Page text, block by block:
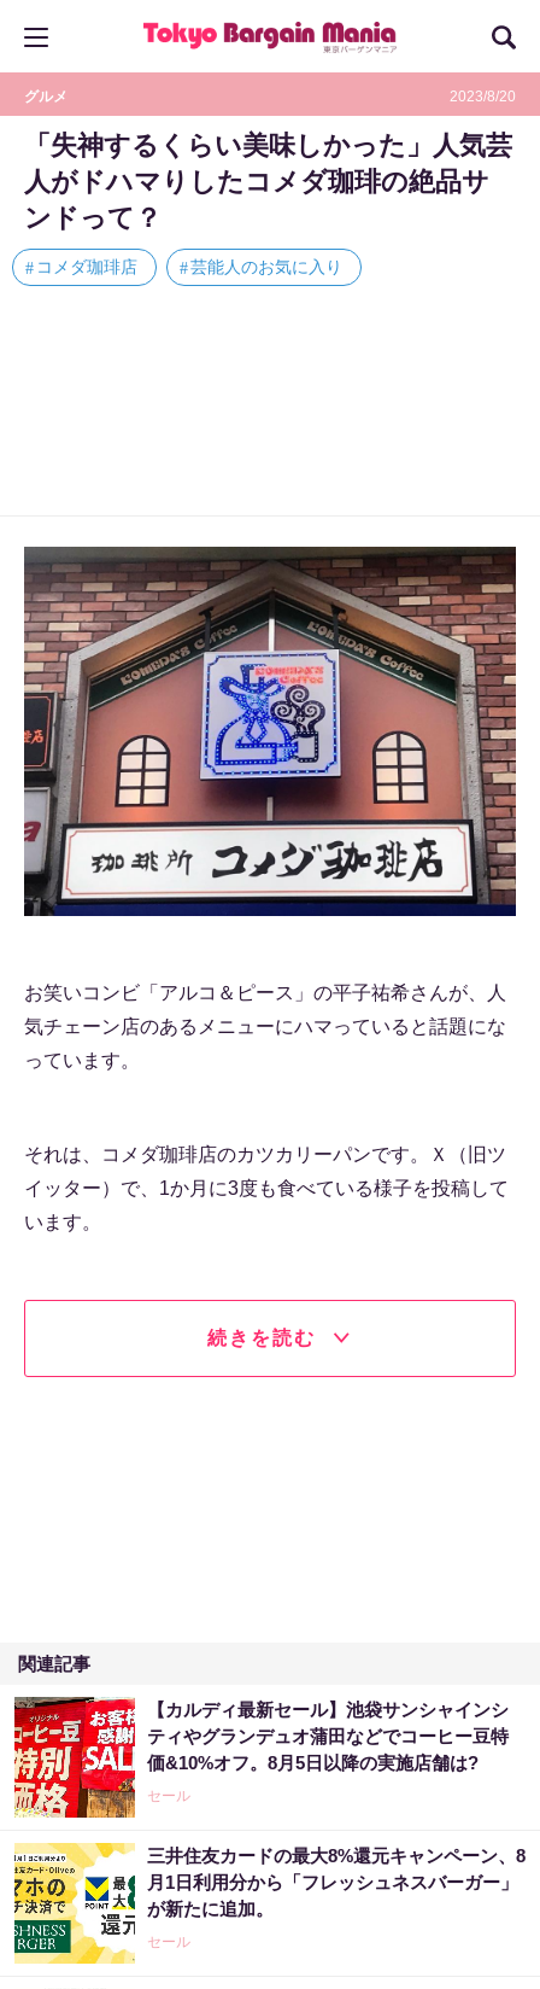
グルメ 2023/8/20
「失神するくらい美味しかった」人気芸
人がドハマりしたコメダ珈琲の絶品サ
ンドって？
コメダ珈琲店 芸能人のお気に入り
お笑いコンビ「アルコ＆ピース」の平子祐希さんが、人
気チェーン店のあるメニューにハマっていると話題にな
っています。
それは、コメダ珈琲店のカツカリーパンです。Ｘ（旧ツ
イッター）で、1か月に3度も食べている様子を投稿して
います。
続きを読む
関連記事
【カルディ最新セール】池袋サンシャインシ
ティやグランデュオ蒲田などでコーヒー豆特
価&10%オフ。8月5日以降の実施店舗は?
セール
三井住友カードの最大8%還元キャンペーン、8
月1日利用分から「フレッシュネスバーガー」
が新たに追加。
セール